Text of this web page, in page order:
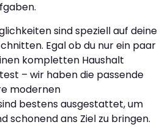
sind speziell auf deine
Egal ob du nur ein paar
kompletten Haushalt
– wir haben die passende
modernen
bestens ausgestattet, um
schonend ans Ziel zu bringen.